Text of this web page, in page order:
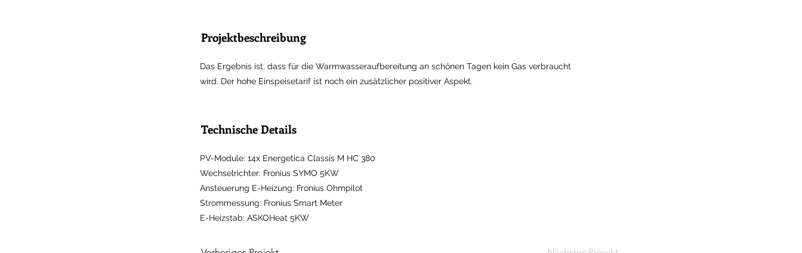
Projektbeschreibung
Das Ergebnis ist, dass für die Warmwasseraufbereitung an schönen Tagen kein Gas verbraucht
wird. Der hohe Einspeisetarif ist noch ein zusätzlicher positiver Aspekt.
Technische Details
PV-Module: 14x Energetica Classis M HC 380
Wechselrichter: Fronius SYMO 5KW
Ansteuerung E-Heizung: Fronius Ohmpilot
Strommessung: Fronius Smart Meter
E-Heizstab: ASKOHeat 5KW